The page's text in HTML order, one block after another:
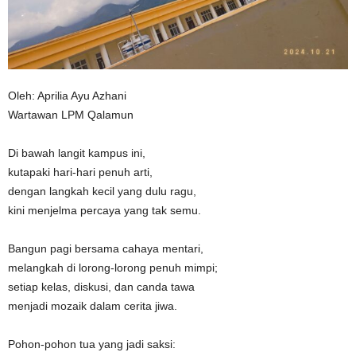
Oleh: Aprilia Ayu Azhani
Wartawan LPM Qalamun
Di bawah langit kampus ini,
kutapaki hari-hari penuh arti,
dengan langkah kecil yang dulu ragu,
kini menjelma percaya yang tak semu.
Bangun pagi bersama cahaya mentari,
melangkah di lorong-lorong penuh mimpi;
setiap kelas, diskusi, dan canda tawa
menjadi mozaik dalam cerita jiwa.
Pohon-pohon tua yang jadi saksi: